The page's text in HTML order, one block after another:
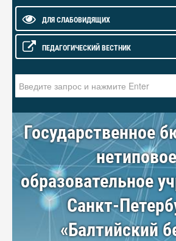
ДЛЯ СЛАБОВИДЯЩИХ
ПЕДАГОГИЧЕСКИЙ ВЕСТНИК
Государственное
нетиповое
образовательное
Санкт-
«Балтийский